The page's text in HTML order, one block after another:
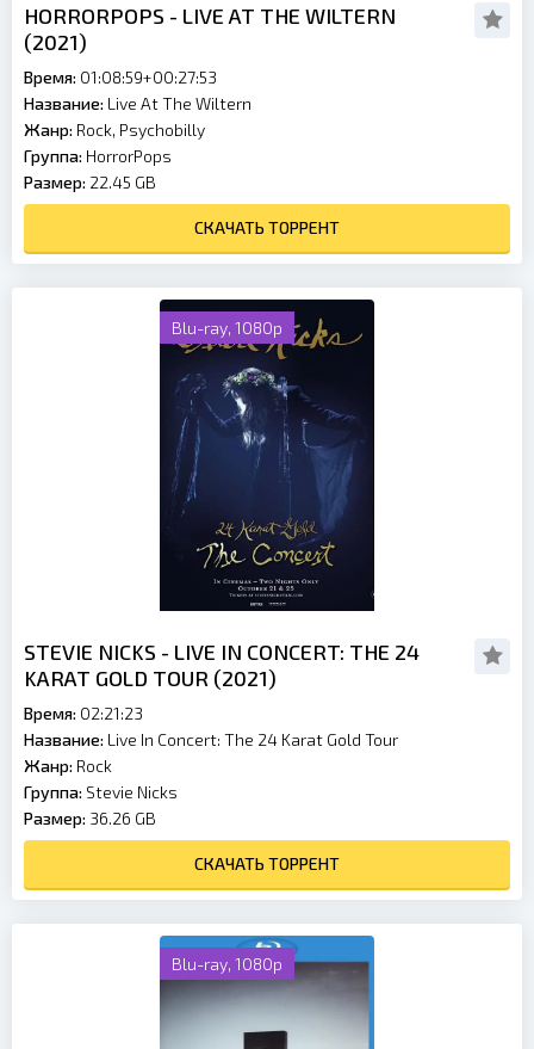
HORRORPOPS - LIVE AT THE WILTERN
(2021)
Время: 01:08:59+00:27:53
Название: Live At The Wiltern
Жанр: Rock, Psychobilly
Группа: HorrorPops
Размер: 22.45 GB
СКАЧАТЬ ТОРРЕНТ
Blu-ray, 1080p
STEVIE NICKS - LIVE IN CONCERT: THE 24
KARAT GOLD TOUR (2021)
Время: 02:21:23
Название: Live In Concert: The 24 Karat Gold Tour
Жанр: Rock
Группа: Stevie Nicks
Размер: 36.26 GB
СКАЧАТЬ ТОРРЕНТ
Blu-ray, 1080p